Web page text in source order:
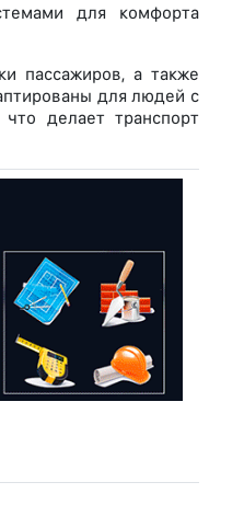
для комфорта
пассажиров, а также
для людей с
делает транспорт